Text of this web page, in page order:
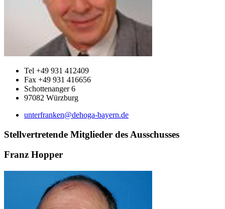
Tel +49 931 412409
Fax +49 931 416656
Schottenanger 6
97082 Würzburg
unterfranken@dehoga-bayern.de
Stellvertretende Mitglieder des Ausschusses
Franz Hopper